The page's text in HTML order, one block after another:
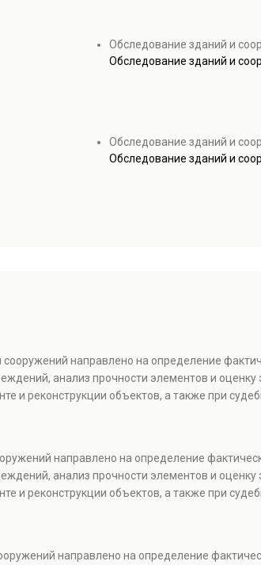
Обследование зданий и
Обследование зданий и
Обследование зданий и
Обследование зданий и
направлено на определение
анализ прочности элементов и оценку
и реконструкции объектов, а также при
направлено на определение
анализ прочности элементов и оценку
и реконструкции объектов, а также при
направлено на определение